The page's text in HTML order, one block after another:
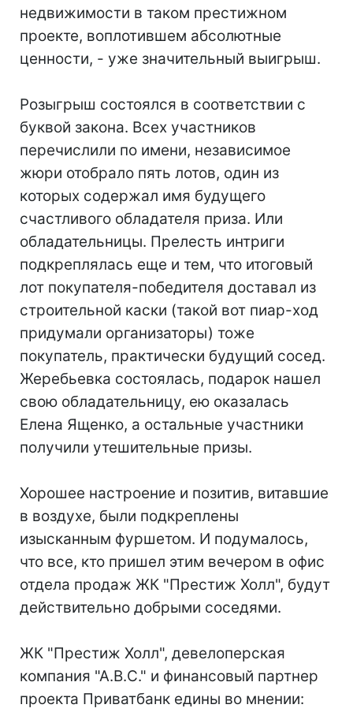
недвижимости в таком престижном
проекте, воплотившем абсолютные
ценности, - уже значительный выигрыш.
Розыгрыш состоялся в соответствии с
буквой закона. Всех участников
перечислили по имени, независимое
жюри отобрало пять лотов, один из
которых содержал имя будущего
счастливого обладателя приза. Или
обладательницы. Прелесть интриги
подкреплялась еще и тем, что итоговый
лот покупателя-победителя доставал из
строительной каски (такой вот пиар-ход
придумали организаторы) тоже
покупатель, практически будущий сосед.
Жеребьевка состоялась, подарок нашел
свою обладательницу, ею оказалась
Елена Ященко, а остальные участники
получили утешительные призы.
Хорошее настроение и позитив, витавшие
в воздухе, были подкреплены
изысканным фуршетом. И подумалось,
что все, кто пришел этим вечером в офис
отдела продаж ЖК "Престиж Холл", будут
действительно добрыми соседями.
ЖК "Престиж Холл", девелоперская
компания "А.В.С." и финансовый партнер
проекта Приватбанк едины во мнении: